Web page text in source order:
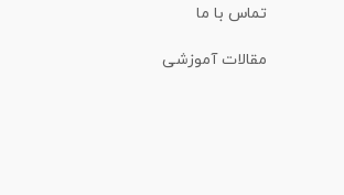
تماس با ما
مقالات آموزشی